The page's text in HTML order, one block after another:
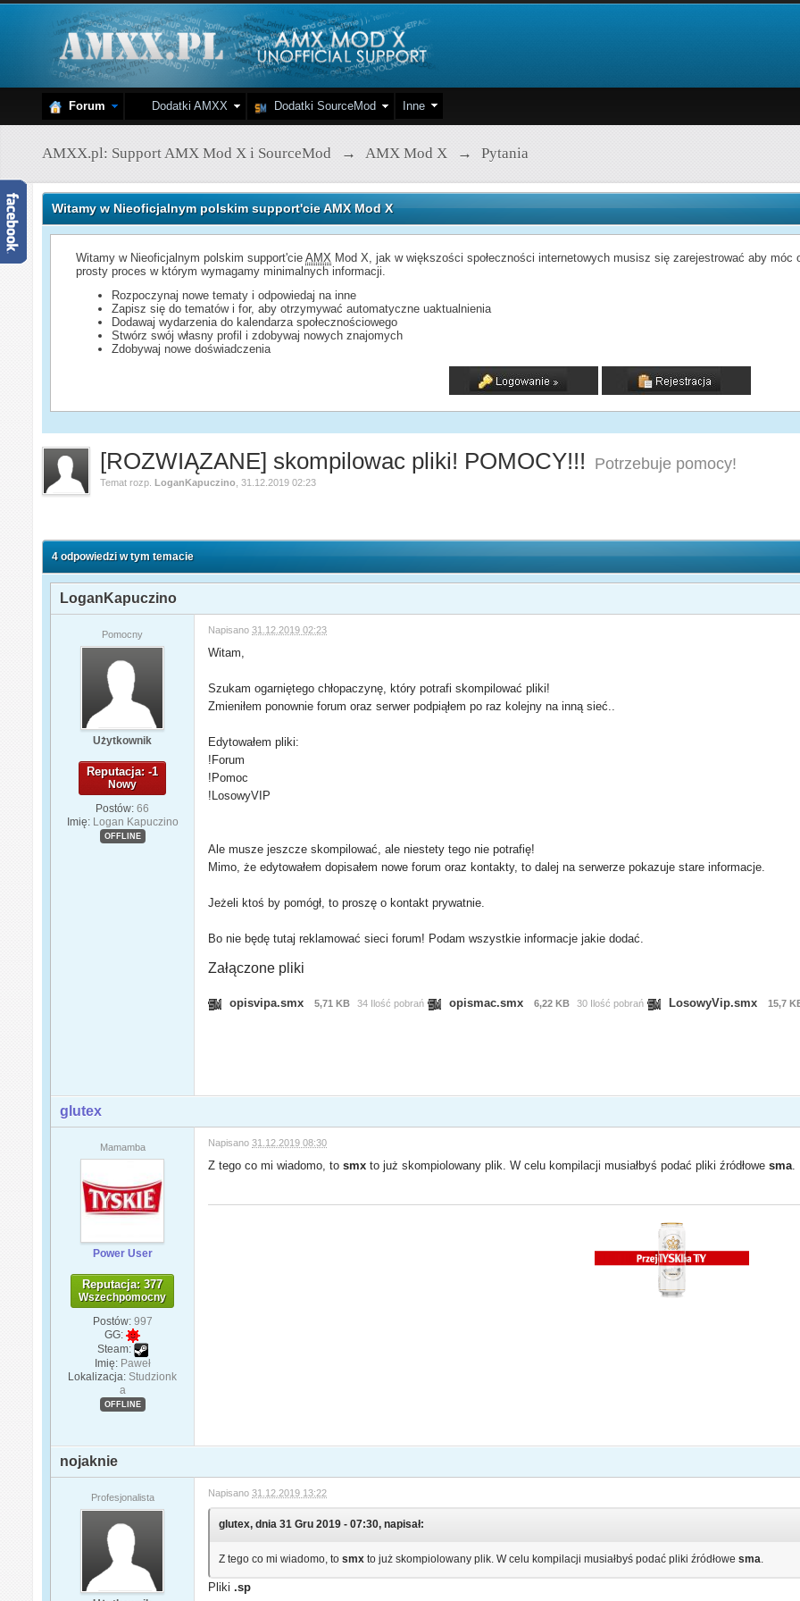
Forum Dodatki AMXX Dodatki SourceMod Inne
AMXX.pl: Support AMX Mod X i SourceMod → AMX Mod X → Pytania
Witamy w Nieoficjalnym polskim support'cie AMX Mod X
Witamy w Nieoficjalnym polskim support'cieAMX Mod X, jak w większości społeczności internetowych musisz się zarejestrować aby
prosty proces w którym wymagamy minimalnych informacji.
Rozpoczynaj nowe tematy i odpowiedaj na inne
Zapisz się do tematów i for, aby otrzymywać automatyczne uaktualnienia
Dodawaj wydarzenia do kalendarza społecznościowego
Stwórz swój własny profil i zdobywaj nowych znajomych
Zdobywaj nowe doświadczenia
[ROZWIĄZANE] skompilowac pliki! POMOCY!!! Potrzebuje pomocy!
Temat rozp.LoganKapuczino ,31.12.2019 02:23
4 odpowiedzi w tym temacie
LoganKapuczino
Pomocny
Użytkownik
Reputacja: -1
Nowy
Postów: 66
Imię: Logan Kapuczino
OFFLINE
Napisano31.12.2019 02:23
Witam,
Szukam ogarniętego chłopaczynę, który potrafi skompilować pliki!
Zmieniłem ponownie forum oraz serwer podpiąłem po raz kolejny na inną sieć..
Edytowałem pliki:
!Forum
!Pomoc
!LosowyVIP
Ale musze jeszcze skompilować, ale niestety tego nie potrafię!
Mimo, że edytowałem dopisałem nowe forum oraz kontakty, to dalej na serwerze pokazuje stare informacje.
Jeżeli ktoś by pomógł, to proszę o kontakt prywatnie.
Bo nie będę tutaj reklamować sieci forum! Podam wszystkie informacje jakie dodać.
Załączone pliki
opisvipa.smx 5,71 KB 34 Ilość pobrań opismac.smx 6,22 KB 30 Ilość pobrań LosowyVip.smx 15,7
glutex
Mamamba
Power User
Reputacja: 377
Wszechpomocny
Postów: 997
GG:
Steam:
Imię: Paweł
Lokalizacja: Studzionk
a
OFFLINE
Napisano31.12.2019 08:30
Z tego co mi wiadomo, tosmx to już skompiolowany plik. W celu kompilacji musiałbyś podać pliki źródłowesma
nojaknie
Profesjonalista Napisano31.12.2019 13:22
glutex, dnia 31 Gru 2019 - 07:30, napisał:
Z tego co mi wiadomo, tosmx to już skompiolowany plik. W celu kompilacji musiałbyś podać pliki źródłowesma
Pliki.sp